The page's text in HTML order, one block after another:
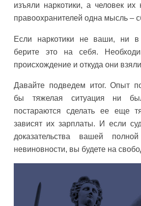
изъяли наркотики, а человек их
правоохранителей одна мысль –
Если наркотики не ваши, ни
берите это на себя.
происхождение и откуда они
Давайте подведем итог. Опыт
бы тяжелая ситуация ни
постараются сделать ее еще
зависят их зарплаты. И если
доказательства вашей
невиновности, вы будете на